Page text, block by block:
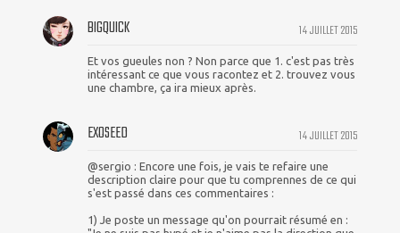
14 JUILLET 2015
BIGQUICK
Et vos gueules non ? Non parce que 1. c'est pas très
intéressant ce que vous racontez et 2. trouvez vous
une chambre, ça ira mieux après.
14 JUILLET 2015
EXOSEED
@sergio : Encore une fois, je vais te refaire une
description claire pour que tu comprennes de ce qui
s'est passé dans ces commentaires :
1) Je poste un message qu'on pourrait résumé en :